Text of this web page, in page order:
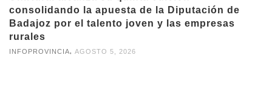
consolidando la apuesta de la Diputación de
Badajoz por el talento joven y las empresas
rurales
INFOPROVINCIA AGOSTO 5, 2026